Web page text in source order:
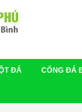
ĐÁ CỔNG ĐÁ